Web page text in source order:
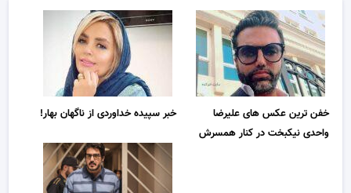
خفن ترین عکس های علیرضا
واحدی نیکبخت در کنار همسرش
خبر سپیده خداوردی از ناگهان بهار!